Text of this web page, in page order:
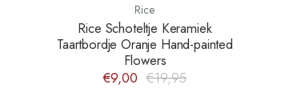
Rice
Rice Schoteltje Keramiek
Taartbordje Oranje Hand-painted
Flowers
€9,00 €19,95